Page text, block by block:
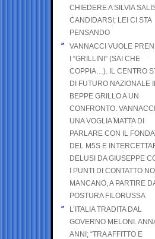
CHIEDERE A SILVIA
CANDIDARSI: LEI CI STA
PENSANDO
VANNACCI VUOLE
I “GRILLINI” (SAI CHE
COPPIA…). IL CENTRO
DI FUTURO NAZIONALE
BEPPE GRILLO A UN
CONFRONTO.
UNA VOGLIA MATTA DI
PARLARE CON IL
DEL M5S E
DELUSI DA GIUSEPPE
I PUNTI DI CONTATTO
MANCANO, A PARTIRE
POSTURA FILORUSSA
L’ITALIA TRADITA DAL
GOVERNO MELONI.
ANNI; “TRA AFFITTO E